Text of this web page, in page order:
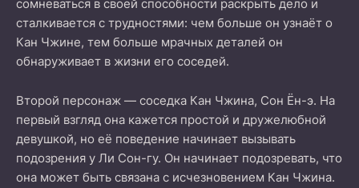
сомневаться в своей способности раскрыть дело и
сталкивается с трудностями: чем больше он узнаёт о
Кан Чжине, тем больше мрачных деталей он
обнаруживает в жизни его соседей.
Второй персонаж — соседка Кан Чжина, Сон Ён-э. На
первый взгляд она кажется простой и дружелюбной
девушкой, но её поведение начинает вызывать
подозрения у Ли Сон-гу. Он начинает подозревать, что
она может быть связана с исчезновением Кан Чжина.